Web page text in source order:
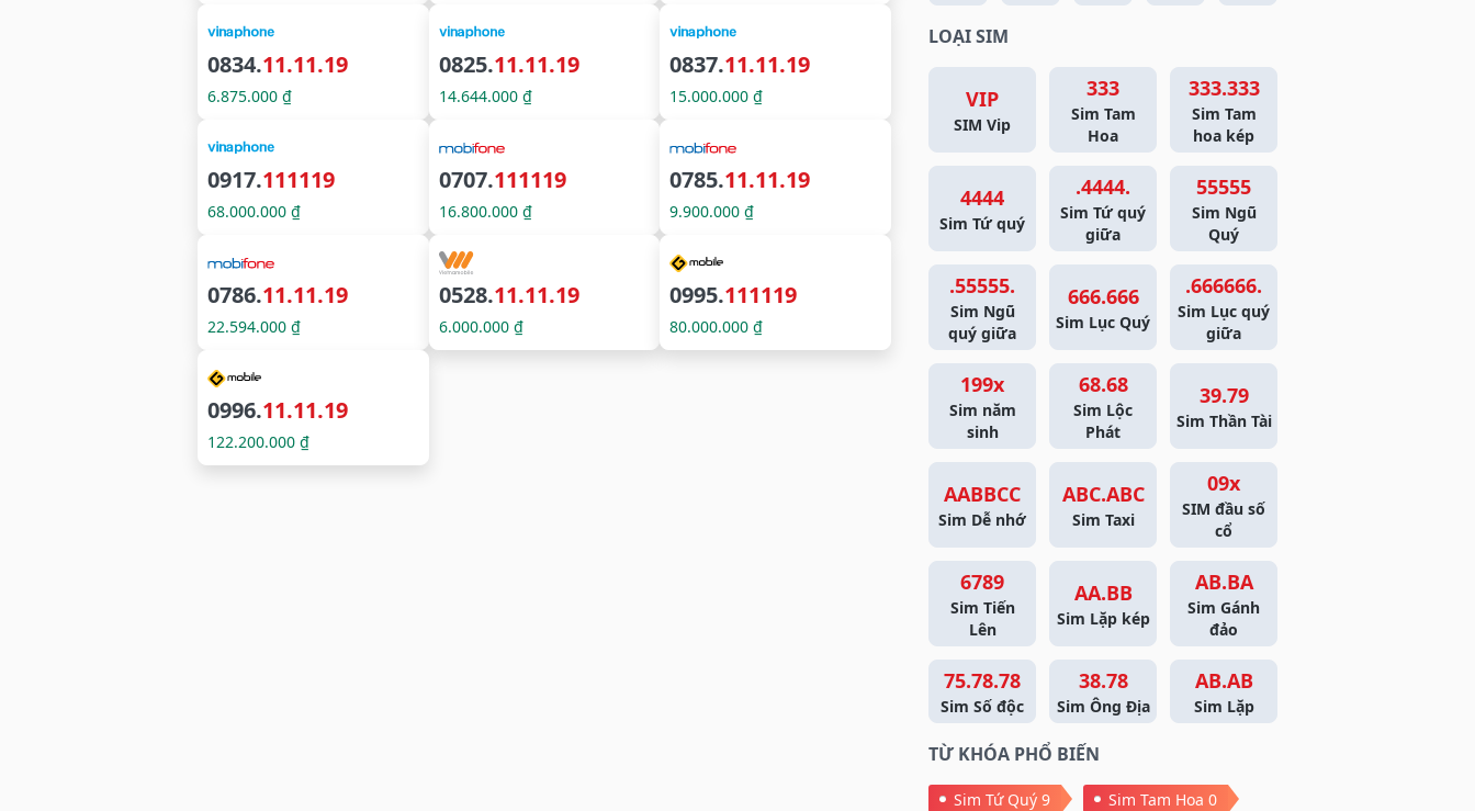
0834.11.11.19
6.875.000 ₫
0825.11.11.19
14.644.000 ₫
0837.11.11.19
15.000.000 ₫
0917.111119
68.000.000 ₫
0707.111119
16.800.000 ₫
0785.11.11.19
9.900.000 ₫
0786.11.11.19
22.594.000 ₫
0528.11.11.19
6.000.000 ₫
0995.111119
80.000.000 ₫
0996.11.11.19
122.200.000 ₫
LOẠI SIM
VIP
SIM Vip
333
Sim Tam
Hoa
333.333
Sim Tam
hoa kép
4444
Sim Tứ quý
.4444.
Sim Tứ quý
giữa
55555
Sim Ngũ
Quý
.55555.
Sim Ngũ
quý giữa
666.666
Sim Lục Quý
.666666.
Sim Lục quý
giữa
199x
Sim năm
sinh
68.68
Sim Lộc
Phát
39.79
Sim Thần Tài
AABBCC
Sim Dễ nhớ
ABC.ABC
Sim Taxi
09x
SIM đầu số
cổ
6789
Sim Tiến
Lên
AA.BB
Sim Lặp kép
AB.BA
Sim Gánh
đảo
75.78.78
Sim Số độc
38.78
Sim Ông Địa
AB.AB
Sim Lặp
TỪ KHÓA PHỔ BIẾN
Sim Tứ Quý 9
Sim Tam Hoa 0